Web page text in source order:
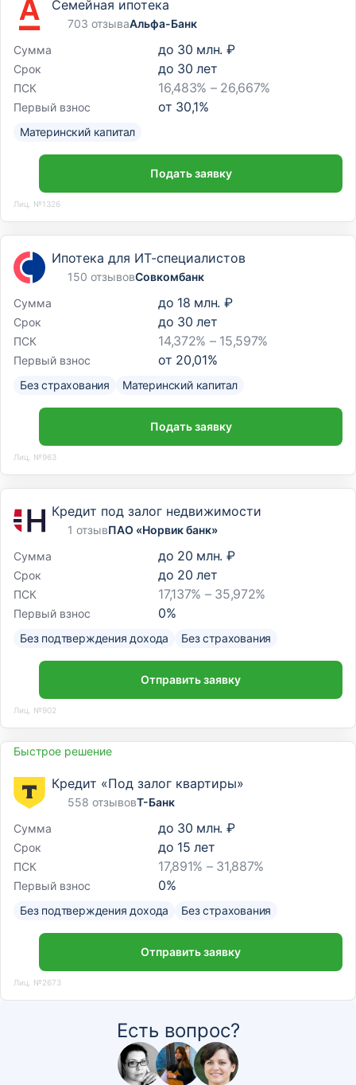
Семейная ипотека
703 отзываАльфа-Банк
Сумма
до 30 млн. ₽
Срок до 30 лет
ПСК 16,483% – 26,667%
Первый взнос от 30,1%
Материнский капитал
Подать заявку
Лиц. №1326
Ипотека для ИТ-специалистов
150 отзывовСовкомбанк
Сумма
до 18 млн. ₽
Срок до 30 лет
ПСК 14,372% – 15,597%
Первый взнос от 20,01%
Без страхования Материнский капитал
Подать заявку
Лиц. №963
Кредит под залог недвижимости
1 отзывПАО «Норвик банк»
Сумма
до 20 млн. ₽
Срок до 20 лет
ПСК 17,137% – 35,972%
Первый взнос 0%
Без подтверждения дохода Без страхования
Отправить заявку
Лиц. №902
Быстрое решение
Кредит «Под залог квартиры»
558 отзывовТ-Банк
Сумма
до 30 млн. ₽
Срок до 15 лет
ПСК 17,891% – 31,887%
Первый взнос 0%
Без подтверждения дохода Без страхования
Отправить заявку
Лиц. №2673
Есть вопрос?